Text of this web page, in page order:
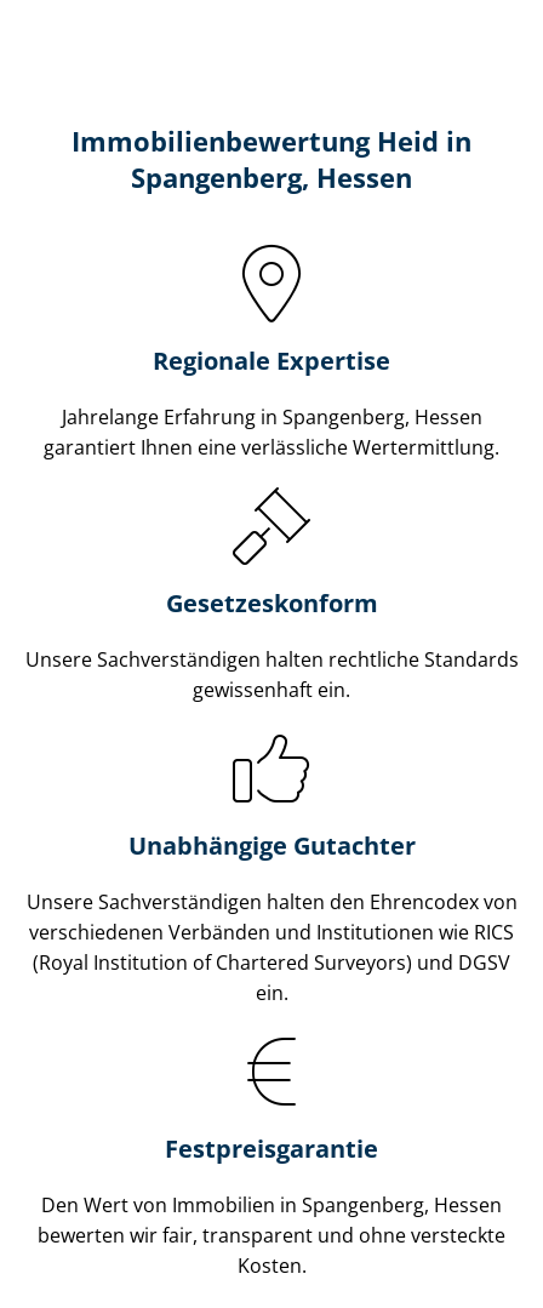
Immobilien­bewertung Heid in
Spangenberg, Hessen
Regionale Expertise
Jahrelange Erfahrung in Spangenberg, Hessen
garantiert Ihnen eine verlässliche Wertermittlung.
Gesetzes­konform
Unsere Sach­ver­stän­di­gen halten rechtliche Standards
gewissenhaft ein.
Unabhängige Gutachter
Unsere Sach­ver­stän­di­gen halten den Ehrencodex von
verschiedenen Verbänden und Institutionen wie RICS
(Royal Institution of Chartered Surveyors) und DGSV
ein.
Festpreis​garantie
Den Wert von Immobilien in Spangenberg, Hessen
bewerten wir fair, transparent und ohne versteckte
Kosten.